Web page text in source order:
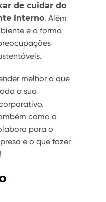
de cuidar do
interno. Além
e a forma
melhor o que
a sua
como a
para o
e o que fazer